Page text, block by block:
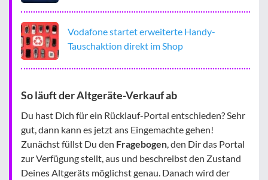
Vodafone startet erweiterte Handy-
Tauschaktion direkt im Shop
So läuft der Altgeräte-Verkauf ab
Du hast Dich für ein Rücklauf-Portal entschieden? Sehr
gut, dann kann es jetzt ans Eingemachte gehen!
Zunächst füllst Du den Fragebogen , den Dir das Portal
zur Verfügung stellt, aus und beschreibst den Zustand
Deines Altgeräts möglichst genau. Danach wird der